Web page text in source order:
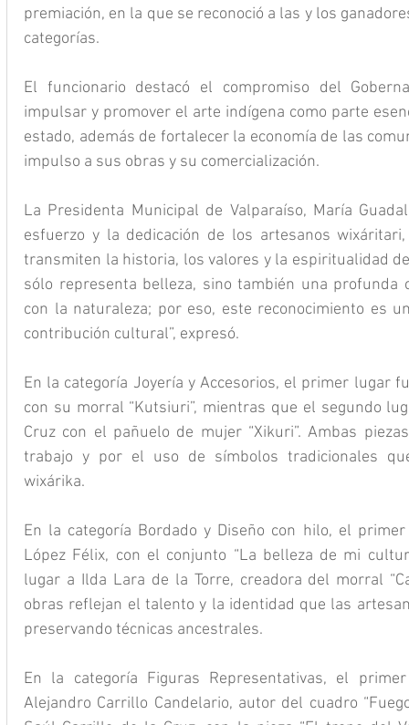
premiación, en la que se reconoció a las y los
categorías.
El funcionario destacó el compromiso del
impulsar y promover el arte indígena como parte
estado, además de fortalecer la economía de las
impulso a sus obras y su comercialización.
La Presidenta Municipal de Valparaíso, María
esfuerzo y la dedicación de los artesanos
transmiten la historia, los valores y la espiritualidad
sólo representa belleza, sino también una profunda
con la naturaleza; por eso, este reconocimiento es
contribución cultural”, expresó.
En la categoría Joyería y Accesorios, el primer lugar
con su morral “Kutsiuri”, mientras que el segundo
Cruz con el pañuelo de mujer “Xikuri”. Ambas
trabajo y por el uso de símbolos tradicionales
wixárika.
En la categoría Bordado y Diseño con hilo, el
López Félix, con el conjunto “La belleza de mi
lugar a Ilda Lara de la Torre, creadora del morral
obras reflejan el talento y la identidad que las
preservando técnicas ancestrales.
En la categoría Figuras Representativas, el
Alejandro Carrillo Candelario, autor del cuadro